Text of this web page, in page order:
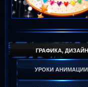
ГРАФИКА, ДИЗАЙН
УРОКИ АНИМАЦИИ